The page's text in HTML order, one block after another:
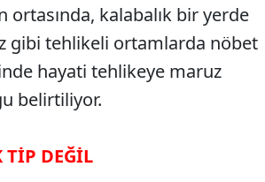
ortasında, kalabalık bir yerde
gibi tehlikeli ortamlarda nöbet
hayati tehlikeye maruz
belirtiliyor.
TİP DEĞİL